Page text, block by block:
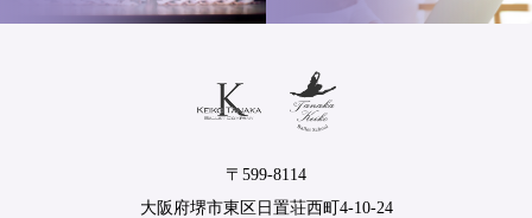
〒599-8114
大阪府堺市東区日置荘西町4-10-24